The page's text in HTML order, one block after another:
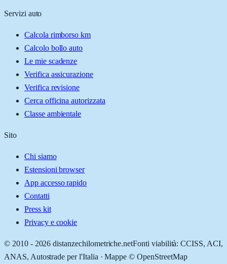
Servizi auto
Calcola rimborso km
Calcolo bollo auto
Le mie scadenze
Verifica assicurazione
Verifica revisione
Cerca officina autorizzata
Classe ambientale
Sito
Chi siamo
Estensioni browser
App accesso rapido
Contatti
Press kit
Privacy e cookie
© 2010 - 2026 distanzechilometriche.netFonti viabilità: CCISS, ACI,
ANAS, Autostrade per l'Italia · Mappe © OpenStreetMap